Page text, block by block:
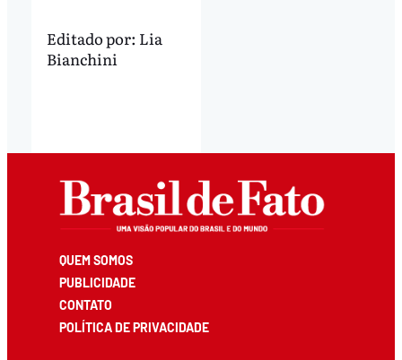
Editado por: Lia
Bianchini
QUEM SOMOS
PUBLICIDADE
CONTATO
POLÍTICA DE PRIVACIDADE